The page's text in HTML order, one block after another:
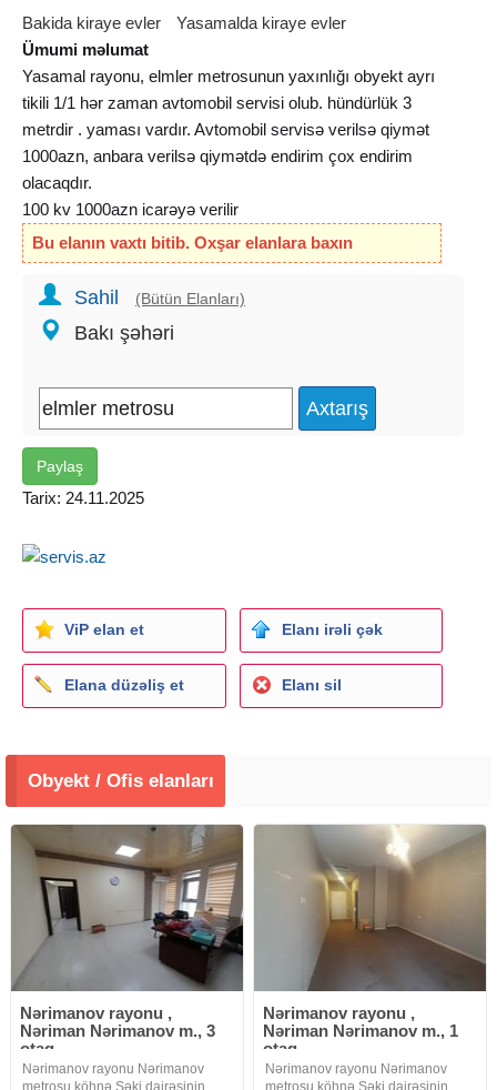
Bakida kiraye evler
Yasamalda kiraye evler
Ümumi məlumat
Yasamal rayonu, elmler metrosunun yaxınlığı obyekt ayrı
tikili 1/1 hər zaman avtomobil servisi olub. hündürlük 3
metrdir . yaması vardır. Avtomobil servisə verilsə qiymət
1000azn, anbara verilsə qiymətdə endirim çox endirim
olacaqdır.
100 kv 1000azn icarəyə verilir
Bu elanın vaxtı bitib. Oxşar elanlara baxın
Sahil (Bütün Elanları)
Bakı şəhəri
Paylaş
Tarix: 24.11.2025
ViP elan et Elanı irəli çək
Elana düzəliş et Elanı sil
Obyekt / Ofis elanları
Nərimanov rayonu ,
Nəriman Nərimanov m., 3
otaq
Nərimanov rayonu Nərimanov
metrosu köhnə Şəki dairəsinin
Nərimanov rayonu ,
Nəriman Nərimanov m., 1
otaq
Nərimanov rayonu Nərimanov
metrosu köhnə Şəki dairəsinin